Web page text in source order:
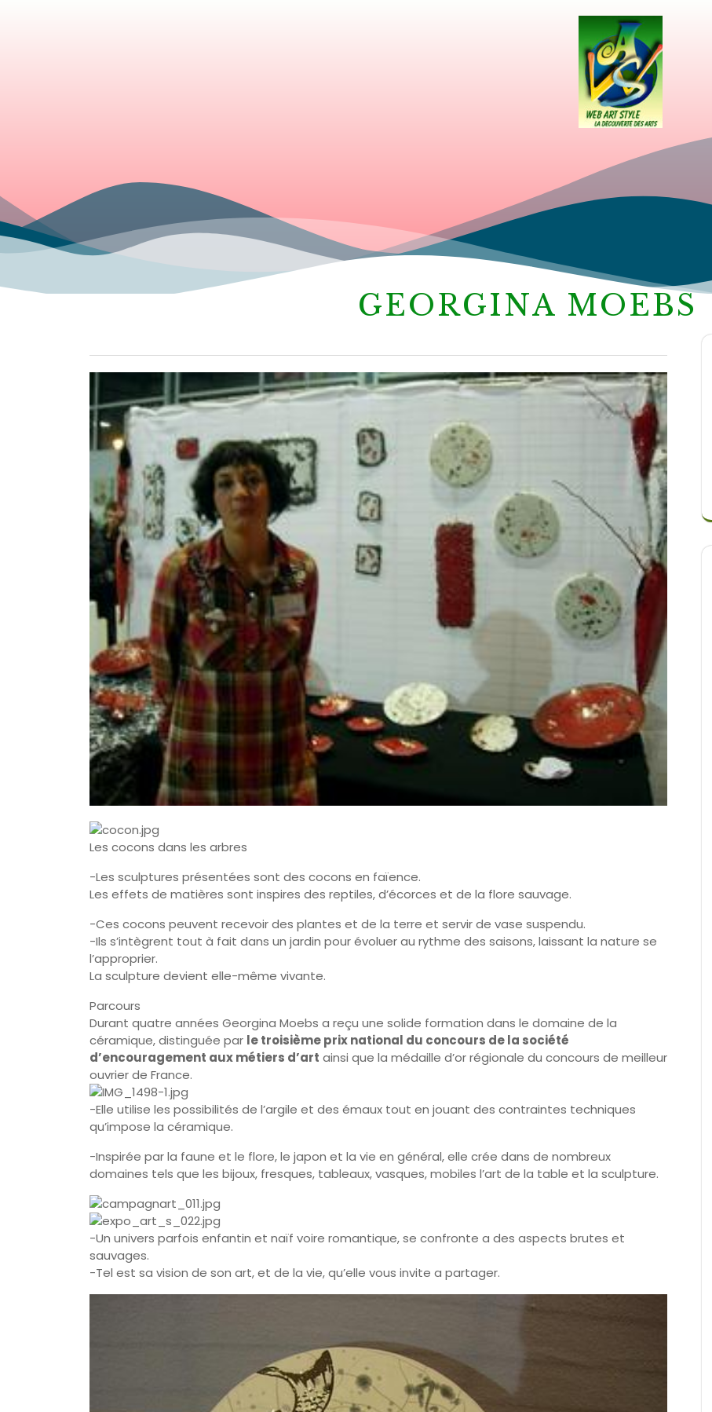
GEORGINA MOEBS
Les cocons dans les arbres
-Les sculptures présentées sont des cocons en faïence.
Les effets de matières sont inspires des reptiles, d’écorces et de la flore sauvage.
-Ces cocons peuvent recevoir des plantes et de la terre et servir de vase suspendu.
-Ils s’intègrent tout à fait dans un jardin pour évoluer au rythme des saisons, laissant la nature se
l’approprier.
La sculpture devient elle-même vivante.
Parcours
Durant quatre années Georgina Moebs a reçu une solide formation dans le domaine de la
céramique, distinguée par le troisième prix national du concours de la société
d’encouragement aux métiers d’art ainsi que la médaille d’or régionale du concours de meilleur
ouvrier de France.
-Elle utilise les possibilités de l’argile et des émaux tout en jouant des contraintes techniques
qu’impose la céramique.
-Inspirée par la faune et le flore, le japon et la vie en général, elle crée dans de nombreux
domaines tels que les bijoux, fresques, tableaux, vasques, mobiles l’art de la table et la sculpture.
-Un univers parfois enfantin et naïf voire romantique, se confronte a des aspects brutes et
sauvages.
-Tel est sa vision de son art, et de la vie, qu’elle vous invite a partager.